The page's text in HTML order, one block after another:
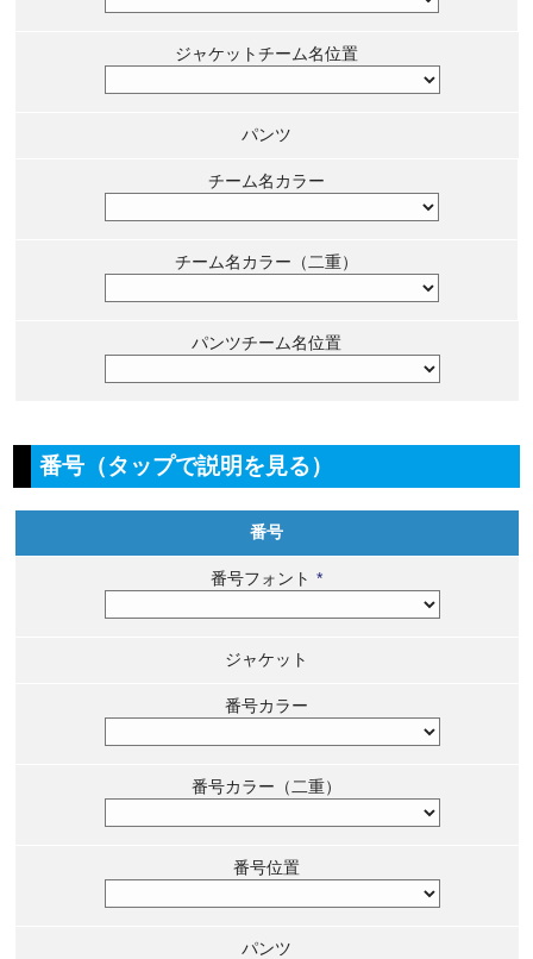
ジャケットチーム名位置
パンツ
チーム名カラー
チーム名カラー（二重）
パンツチーム名位置
番号（タップで説明を見る）
番号
番号フォント *
ジャケット
番号カラー
番号カラー（二重）
番号位置
パンツ